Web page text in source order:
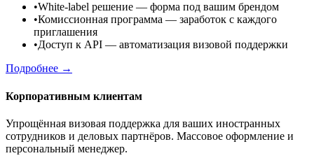
•White-label решение — форма под вашим брендом
•Комиссионная программа — заработок с каждого
приглашения
•Доступ к API — автоматизация визовой поддержки
Подробнее →
Корпоративным клиентам
Упрощённая визовая поддержка для ваших иностранных
сотрудников и деловых партнёров. Массовое оформление и
персональный менеджер.